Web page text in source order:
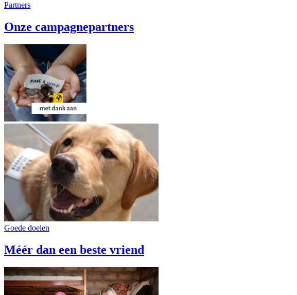
Partners
Onze campagnepartners
Goede doelen
Méér dan een beste vriend